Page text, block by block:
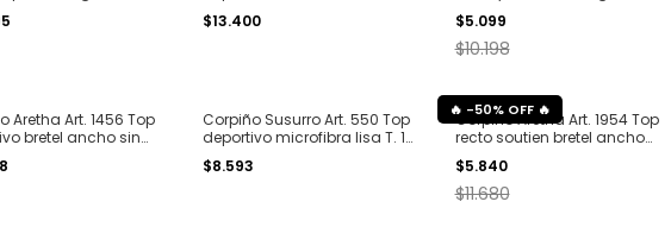
costura seamless
microfibra T. S al XXL
$13.400
lycra interno T. S al XL
$5.099
$10.198
Aretha Art. 1456 Top
bretel ancho sin
microfibra T. S al L
Corpiño Susurro Art. 550 Top
deportivo microfibra lisa T. 1
al 6
$8.593
Corpiño Aretha Art. 1954 Top
recto soutien bretel ancho
morley con puntilla T. S al L
$5.840
-50% OFF
$11.680